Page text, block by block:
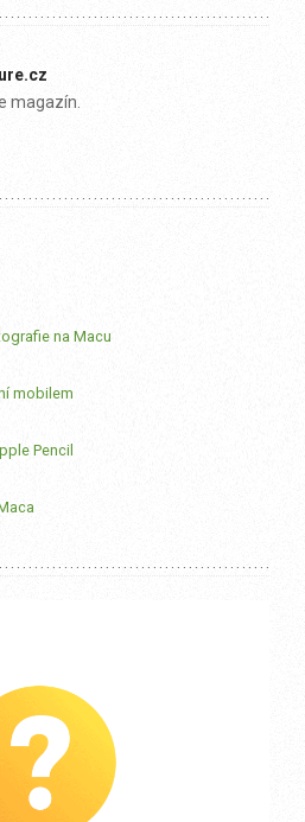
magazín.
na Macu
mobilem
Pencil